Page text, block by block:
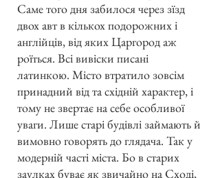
Саме того дня забилося через зїзд
двох авт в кількох подорожних і
англійців, від яких Царгород аж
роїться. Всі вивіски писані
латинкою. Місто втратило зовсім
принадний від та східній характер, і
тому не звертає на себе особливої
уваги. Лише старі будівлі займають й
вимовно говорять до глядача. Так у
модерній часті міста. Бо в старих
заулках буває як звичайно на Сході,